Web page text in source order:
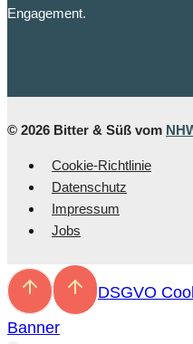
Engagement.
© 2026 Bitter & Süß vom
Cookie-Richtlinie
Daten­schutz
Impressum
Jobs
DSGVO
Banner